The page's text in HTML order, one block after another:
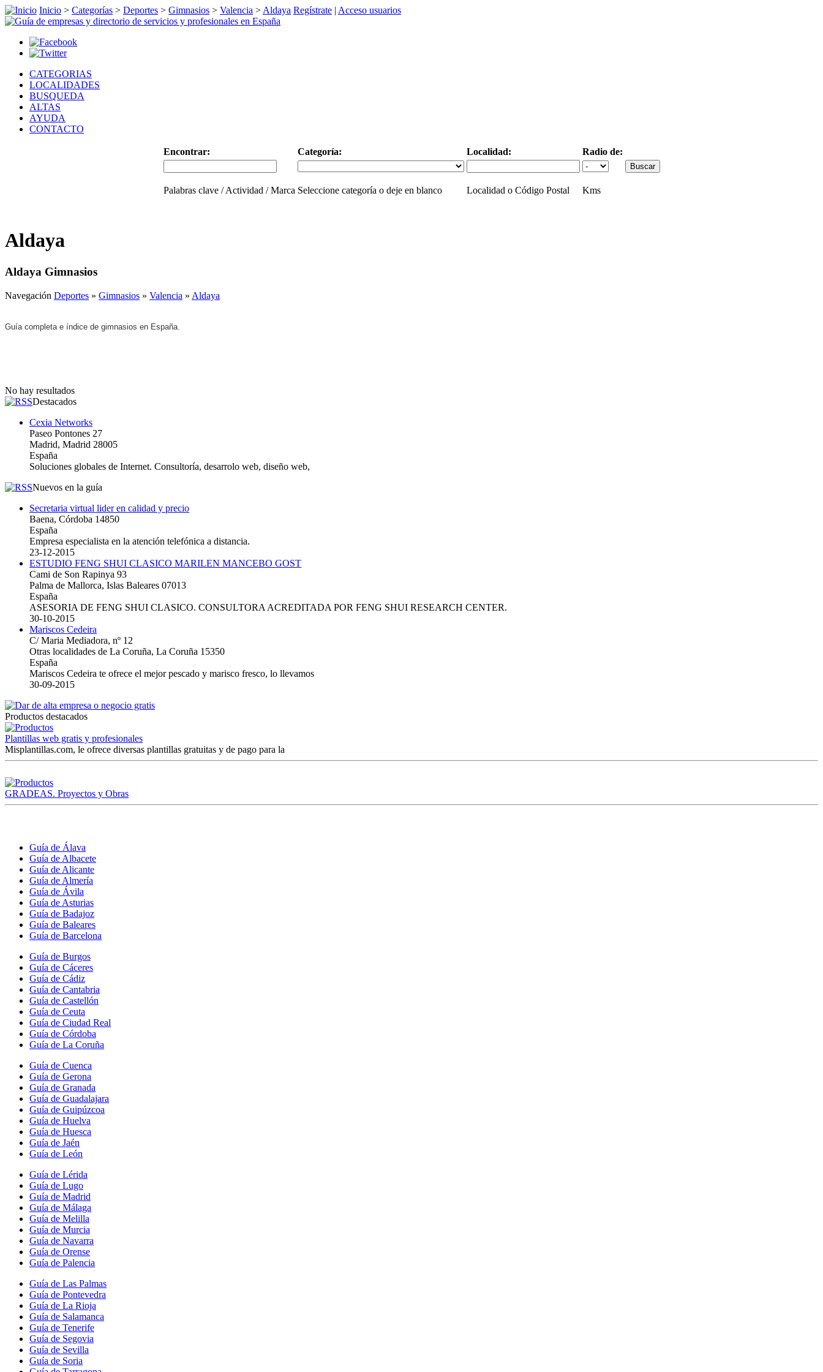
Inicio > Categorías > Deportes > Gimnasios > Valencia > Aldaya Regístrate | Acceso usuarios
CATEGORIAS
LOCALIDADES
BUSQUEDA
ALTAS
AYUDA
CONTACTO
Encontrar: Categoría: Localidad: Radio de:
Palabras clave / Actividad / Marca Seleccione categoría o deje en blanco Localidad o Código Postal Kms
Aldaya
Aldaya Gimnasios
Navegación Deportes » Gimnasios » Valencia » Aldaya
Guía completa e índice de gimnasios en España.
No hay resultados
Destacados
Cexia Networks
Paseo Pontones 27
Madrid, Madrid 28005
España
Soluciones globales de Internet. Consultoría, desarrolo web, diseño web,
Nuevos en la guía
Secretaria virtual lider en calidad y precio
Baena, Córdoba 14850
España
Empresa especialista en la atención telefónica a distancia.
23-12-2015
ESTUDIO FENG SHUI CLASICO MARILEN MANCEBO GOST
Cami de Son Rapinya 93
Palma de Mallorca, Islas Baleares 07013
España
ASESORIA DE FENG SHUI CLASICO. CONSULTORA ACREDITADA POR FENG SHUI RESEARCH CENTER.
30-10-2015
Mariscos Cedeira
C/ Maria Mediadora, nº 12
Otras localidades de La Coruña, La Coruña 15350
España
Mariscos Cedeira te ofrece el mejor pescado y marisco fresco, lo llevamos
30-09-2015
Productos destacados
Plantillas web gratis y profesionales
Misplantillas.com, le ofrece diversas plantillas gratuitas y de pago para la
GRADEAS. Proyectos y Obras
Guía de Álava
Guía de Albacete
Guía de Alicante
Guía de Almería
Guía de Ávila
Guía de Asturias
Guía de Badajoz
Guía de Baleares
Guía de Barcelona
Guía de Burgos
Guía de Cáceres
Guía de Cádiz
Guía de Cantabria
Guía de Castellón
Guía de Ceuta
Guía de Ciudad Real
Guía de Córdoba
Guía de La Coruña
Guía de Cuenca
Guía de Gerona
Guía de Granada
Guía de Guadalajara
Guía de Guipúzcoa
Guía de Huelva
Guía de Huesca
Guía de Jaén
Guía de León
Guía de Lérida
Guía de Lugo
Guía de Madrid
Guía de Málaga
Guía de Melilla
Guía de Murcia
Guía de Navarra
Guía de Orense
Guía de Palencia
Guía de Las Palmas
Guía de Pontevedra
Guía de La Rioja
Guía de Salamanca
Guía de Tenerife
Guía de Segovia
Guía de Sevilla
Guía de Soria